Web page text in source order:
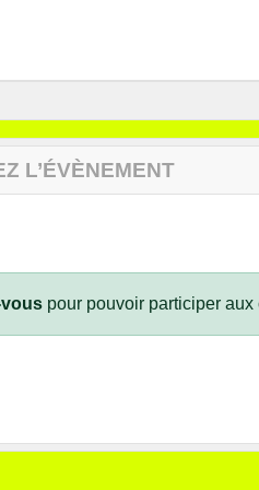
L’ÉVÈNEMENT
pour pouvoir participer aux